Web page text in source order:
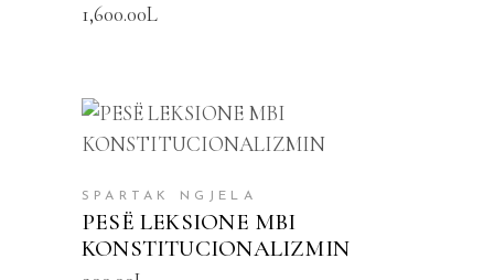
1,600.00L
SPARTAK NGJELA
PESË LEKSIONE MBI
KONSTITUCIONALIZMIN